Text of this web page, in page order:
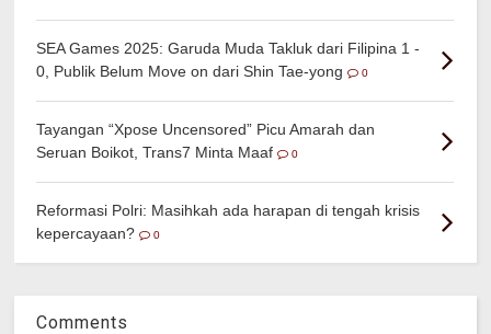
SEA Games 2025: Garuda Muda Takluk dari Filipina 1 -
0, Publik Belum Move on dari Shin Tae-yong
0
Tayangan “Xpose Uncensored” Picu Amarah dan
Seruan Boikot, Trans7 Minta Maaf
0
Reformasi Polri: Masihkah ada harapan di tengah krisis
kepercayaan?
0
Comments